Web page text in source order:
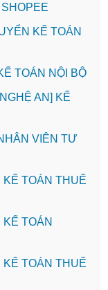
KẾ TOÁN
TOÁN NỘI BỘ
AN] KẾ
VIÊN TƯ
KẾ TOÁN THUẾ
TOÁN
KẾ TOÁN THUẾ